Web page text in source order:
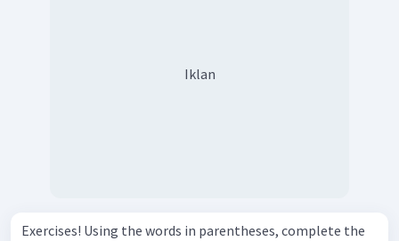
Iklan
Exercises! Using the words in parentheses, complete the